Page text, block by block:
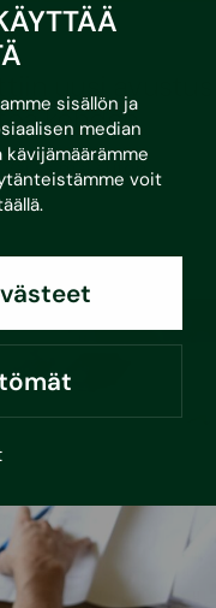
sisällön ja
median
voit
.
uusi avustus
kohden
maksuton